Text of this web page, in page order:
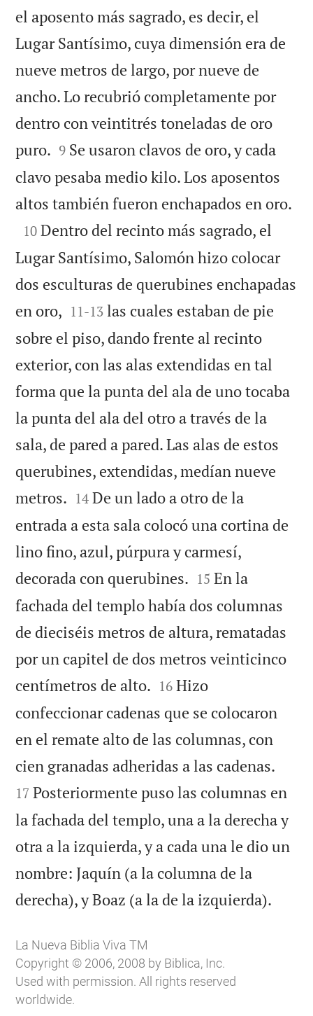
el aposento más sagrado, es decir, el
Lugar Santísimo, cuya dimensión era de
nueve metros de largo, por nueve de
ancho. Lo recubrió completamente por
dentro con veintitrés toneladas de oro
puro. 

9 Se usaron clavos de oro, y cada
clavo pesaba medio kilo. Los aposentos
altos también fueron enchapados en oro.

10 Dentro del recinto más sagrado, el
Lugar Santísimo, Salomón hizo colocar
dos esculturas de querubines enchapadas
en oro, 

11-13 las cuales estaban de pie
sobre el piso, dando frente al recinto
exterior, con las alas extendidas en tal
forma que la punta del ala de uno tocaba
la punta del ala del otro a través de la
sala, de pared a pared. Las alas de estos
querubines, extendidas, medían nueve
metros. 

14 De un lado a otro de la
entrada a esta sala colocó una cortina de
lino fino, azul, púrpura y carmesí,
decorada con querubines. 

15 En la
fachada del templo había dos columnas
de dieciséis metros de altura, rematadas
por un capitel de dos metros veinticinco
centímetros de alto. 

16 Hizo
confeccionar cadenas que se colocaron
en el remate alto de las columnas, con
cien granadas adheridas a las cadenas.
17 Posteriormente puso las columnas en
la fachada del templo, una a la derecha y
otra a la izquierda, y a cada una le dio un
nombre: Jaquín (a la columna de la
derecha), y Boaz (a la de la izquierda).
La Nueva Biblia Viva TM
Copyright © 2006, 2008 by Biblica, Inc.
Used with permission. All rights reserved
worldwide.